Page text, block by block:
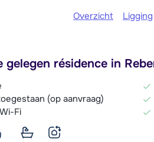
Overzicht Ligging
gelegen résidence in
(op aanvraag)
Fi